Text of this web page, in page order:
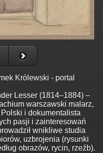
Królewski - portal
Lesser (1814–1884) –
warszawski malarz,
i dokumentalista
pasji i zainteresowań
wnikliwe studia
uzbrojenia (rysunki
obrazów, rycin, rzeźb).